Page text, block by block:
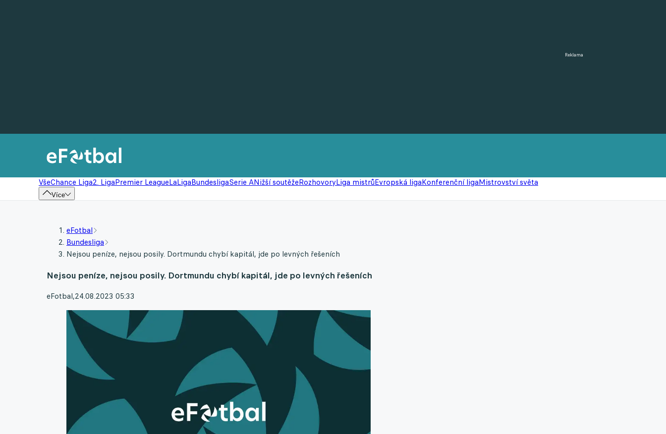
Reklama
VšeChance Liga2. LigaPremier LeagueLaLigaBundesligaSerie ANižší soutěžeRozhovoryLiga mistrůEvropská ligaKonferenční ligaMistrovství světa
Více
eFotbal
Bundesliga
Nejsou peníze, nejsou posily. Dortmundu chybí kapitál, jde po levných řešeních
Nejsou peníze, nejsou posily. Dortmundu chybí kapitál, jde po levných řešeních
eFotbal,24.08.2023 05:33